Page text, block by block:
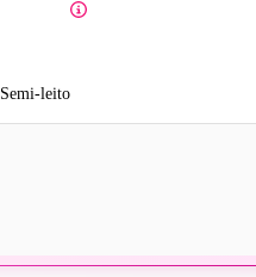
Semi-leito